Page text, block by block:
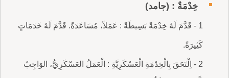
خِدْمَةٌ : (جامد)
1 - قَدَّمَ لَهُ خِدْمَةً بَسِيطَةً : عَمَلاً، مُسَاعَدَةً. قَدَّمَ لَهُ خَدَمَاتٍ
كَثِيرَةً.
2 - اِلْتَحَقَ بِالْخِدْمَةِ الْعَسْكَرِيَّةِ : الْعَمَلُ العَسْكَرِيُّ، الوَاجِبُ